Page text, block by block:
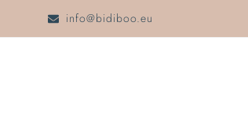
info@bidiboo.eu